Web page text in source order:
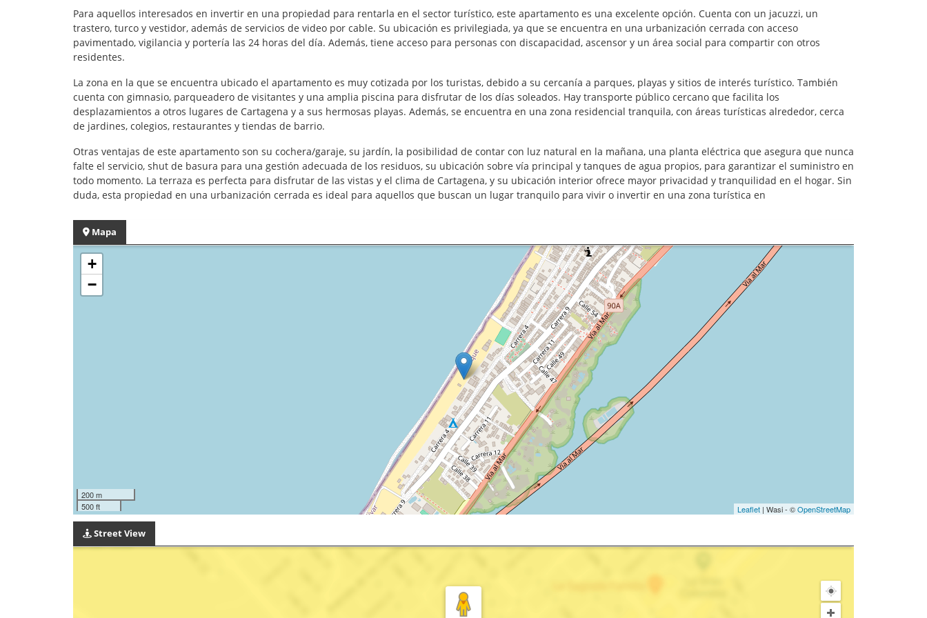
Para aquellos interesados en invertir en una propiedad para rentarla en el sector turístico, este apartamento es una excelente opción. Cuenta con un jacuzzi, un
trastero, turco y vestidor, además de servicios de video por cable. Su ubicación es privilegiada, ya que se encuentra en una urbanización cerrada con acceso
pavimentado, vigilancia y portería las 24 horas del día. Además, tiene acceso para personas con discapacidad, ascensor y un área social para compartir con otros
residentes.
La zona en la que se encuentra ubicado el apartamento es muy cotizada por los turistas, debido a su cercanía a parques, playas y sitios de interés turístico. También
cuenta con gimnasio, parqueadero de visitantes y una amplia piscina para disfrutar de los días soleados. Hay transporte público cercano que facilita los
desplazamientos a otros lugares de Cartagena y a sus hermosas playas. Además, se encuentra en una zona residencial tranquila, con áreas turísticas alrededor, cerca
de jardines, colegios, restaurantes y tiendas de barrio.
Otras ventajas de este apartamento son su cochera/garaje, su jardín, la posibilidad de contar con luz natural en la mañana, una planta eléctrica que asegura que nunca
falte el servicio, shut de basura para una gestión adecuada de los residuos, su ubicación sobre vía principal y tanques de agua propios, para garantizar el suministro en
todo momento. La terraza es perfecta para disfrutar de las vistas y el clima de Cartagena, y su ubicación interior ofrece mayor privacidad y tranquilidad en el hogar. Sin
duda, esta propiedad en una urbanización cerrada es ideal para aquellos que buscan un lugar tranquilo para vivir o invertir en una zona turística en
Mapa
+
−
200 m
500 ft
Leaflet | Wasi - ©OpenStreetMap
Street View